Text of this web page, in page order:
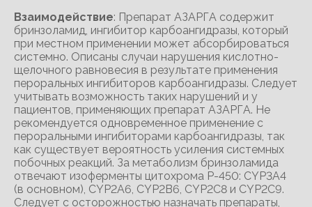
Взаимодействие: Препарат АЗАРГА содержит
бринзоламид, ингибитор карбоангидразы, который
при местном применении может абсорбироваться
системно. Описаны случаи нарушения кислотно-
щелочного равновесия в результате применения
пероральных ингибиторов карбоангидразы. Следует
учитывать возможность таких нарушений и у
пациентов, применяющих препарат АЗАРГА. Не
рекомендуется одновременное применение с
пероральными ингибиторами карбоангидразы, так
как существует вероятность усиления системных
побочных реакций. За метаболизм бринзоламида
отвечают изоферменты цитохрома P-450: CYP3A4
(в основном), CYP2A6, CYP2B6, CYP2C8 и CYP2C9.
Следует с осторожностью назначать препараты,